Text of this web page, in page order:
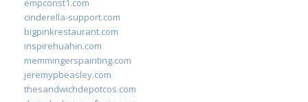
empconst1.com
cinderella-support.com
bigpinkrestaurant.com
inspirehuahin.com
memmingerspainting.com
jeremypbeasley.com
thesandwichdepotcos.com